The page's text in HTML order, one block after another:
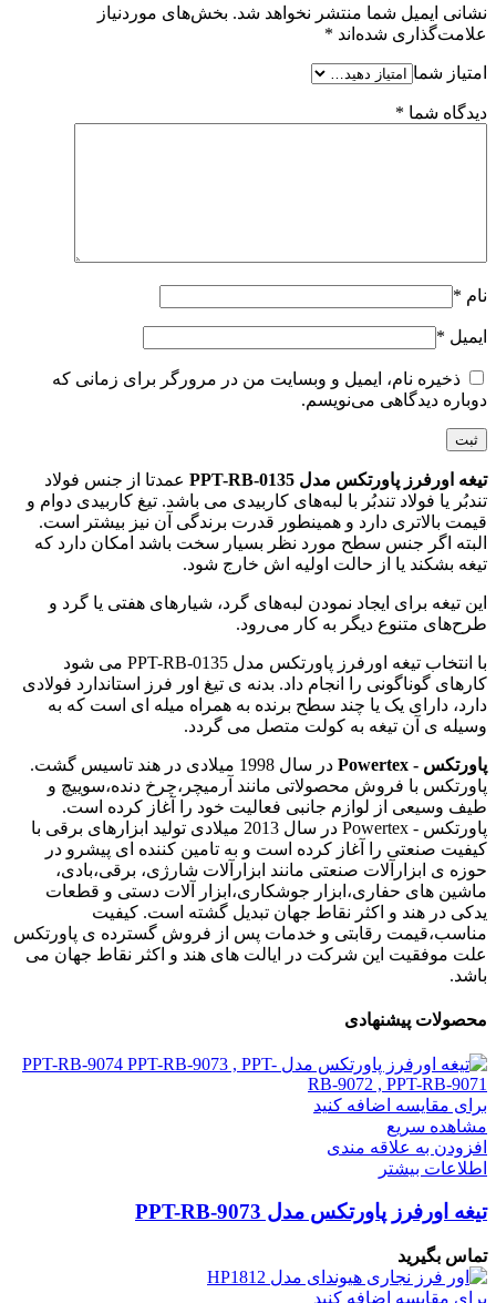
نشانی ایمیل شما منتشر نخواهد شد. بخش‌های موردنیاز
علامت‌گذاری شده‌اند *
امتیاز شما
دیدگاه شما *
نام *
ایمیل *
ذخیره نام، ایمیل و وبسایت من در مرورگر برای زمانی که
دوباره دیدگاهی می‌نویسم.
تیغه اورفرز پاورتکس مدل PPT-RB-0135
عمدتا از جنس فولاد
تندبُر یا فولاد تندبُر با لبه‌های کاربیدی می باشد. تیغ کاربیدی دوام و
قیمت بالاتری دارد و همینطور قدرت برندگی آن نیز بیشتر است.
البته اگر جنس سطح مورد نظر بسیار سخت باشد امکان دارد که
تیغه بشکند یا از حالت اولیه اش خارج شود.
این تیغه برای ایجاد نمودن لبه‌های گرد، شیارهای هفتی یا گرد و
طرح‌های متنوع دیگر به کار می‌رود.
با انتخاب تیغه اورفرز پاورتکس مدل PPT-RB-0135 می شود
کارهای گوناگونی را انجام داد. بدنه ی تیغ اور فرز استاندارد فولادی
دارد، دارای یک یا چند سطح برنده به همراه میله ‌ای است که به
وسیله ی آن تیغه به کولت متصل می گردد.
پاورتکس - Powertex
در سال 1998 میلادی در هند تاسیس گشت.
پاورتکس با فروش محصولاتی مانند آرمیچر،چرخ دنده،سوییچ و
طیف وسیعی از لوازم جانبی فعالیت خود را آغاز کرده است.
پاورتکس - Powertex در سال 2013 میلادی تولید ابزارهای برقی با
کیفیت صنعتی را آغاز کرده است و به تامین کننده ای پیشرو در
حوزه ی ابزارآلات صنعتی مانند ابزارآلات شارژی، برقی،بادی،
ماشین های حفاری،ابزار جوشکاری،ابزار آلات دستی و قطعات
یدکی در هند و اکثر نقاط جهان تبدیل گشته است. کیفیت
مناسب،قیمت رقابتی و خدمات پس از فروش گسترده ی پاورتکس
علت موفقیت این شرکت در ایالت های هند و اکثر نقاط جهان می
باشد.
محصولات پیشنهادی
برای مقایسه اضافه کنید
مشاهده سریع
افزودن به علاقه مندی
اطلاعات بیشتر
تیغه اورفرز پاورتکس مدل PPT-RB-9073
تماس بگیرید
برای مقایسه اضافه کنید